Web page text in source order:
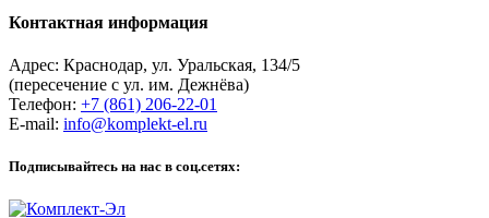
Контактная информация
Адрес: Краснодар, ул. Уральская, 134/5
(пересечение с ул. им. Дежнёва)
Телефон: +7 (861) 206-22-01
E-mail: info@komplekt-el.ru
Подписывайтесь на нас в соц.сетях: